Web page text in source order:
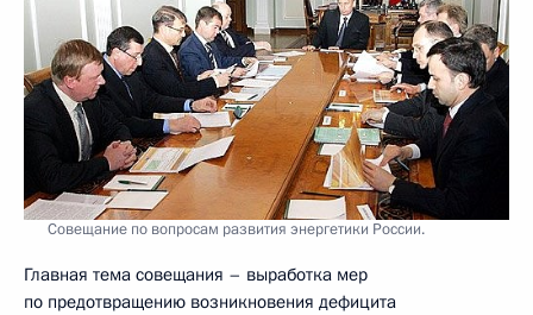
Совещание по вопросам развития энергетики России.
Главная тема совещания – выработка мер
по предотвращению возникновения дефицита